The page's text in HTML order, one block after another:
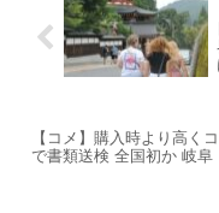
【コメ】購入時より高く
で書類送検 全国初か 岐阜